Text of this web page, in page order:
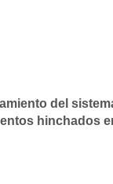
del
hinchados